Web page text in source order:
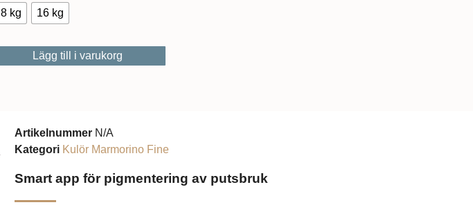
8 kg 16 kg
Lägg till i varukorg
Artikelnummer N/A
Kategori Kulör Marmorino Fine
Smart app för pigmentering av putsbruk